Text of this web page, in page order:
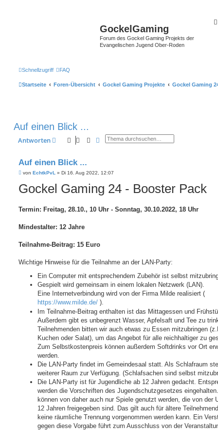
GockelGaming
Forum des Gockel Gaming Projekts der
Evangelischen Jugend Ober-Roden
Schnellzugriff FAQ
Startseite Foren-Übersicht Gockel Gaming Projekte Gockel Gaming
Auf einen Blick ...
Antworten SucheErweiterte Suche
Auf einen Blick ...
B
i
g
von EchtkPvL » Di 16. Aug 2022, 12:07
Gockel Gaming 24 - Booster Pack
Termin: Freitag, 28.10., 10 Uhr - Sonntag, 30.10.2022, 18 Uhr
Mindestalter: 12 Jahre
Teilnahme-Beitrag: 15 Euro
Wichtige Hinweise für die Teilnahme an der LAN-Party:
Ein Computer mit entsprechendem Zubehör ist selbst
Gespielt wird gemeinsam in einem lokalen Netzwerk (LAN).
Eine Internetverbindung wird von der Firma Milde realisiert (
https://www.milde.de/ ).
Im Teilnahme-Beitrag enthalten ist das Mittagessen und
Außerdem gibt es unbegrenzt Wasser, Apfelsaft und Tee zu
Teilnehmenden bitten wir auch etwas zu Essen mitzubringen
Kuchen oder Salat), um das Angebot für alle reichhaltiger zu
Zum Selbstkostenpreis können außerdem Softdrinks vor Ort
werden.
Die LAN-Party findet im Gemeindesaal statt. Als Schlafraum
weiterer Raum zur Verfügung. (Schlafsachen sind selbst
Die LAN-Party ist für Jugendliche ab 12 Jahren gedacht.
werden die Vorschriften des Jugendschutzgesetzes
können von daher auch nur Spiele genutzt werden, die von der
12 Jahren freigegeben sind. Das gilt auch für ältere
keine räumliche Trennung vorgenommen werden kann. Ein
gegen diese Vorgabe führt zum Ausschluss von der